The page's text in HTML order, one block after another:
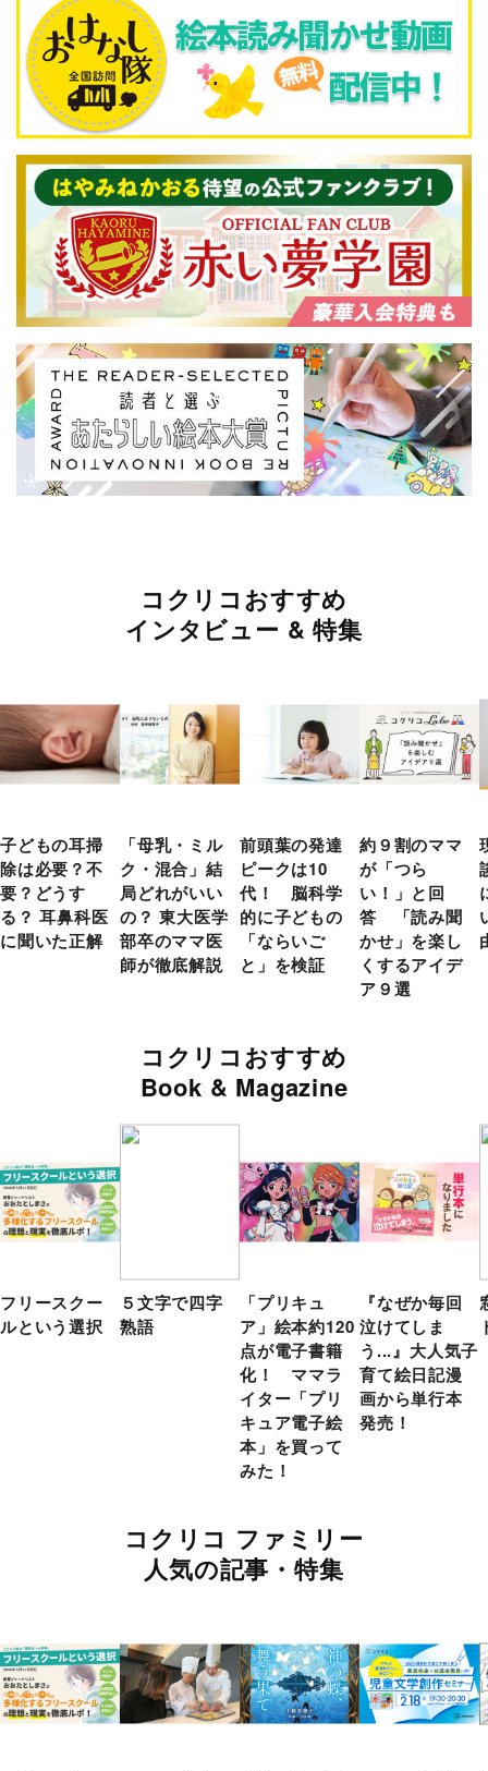
コクリコおすすめ
インタビュー & 特集
子どもの耳掃
除は必要？不
要？どうす
る？ 耳鼻科医
に聞いた正解
「母乳・ミル
ク・混合」結
局どれがいい
の？ 東大医学
部卒のママ医
師が徹底解説
前頭葉の発達
ピークは10
代！ 脳科学
的に子どもの
「ならいご
と」を検証
約９割のママ
が「つら
い！」と回
答 「読み聞
かせ」を楽し
くするアイデ
ア９選
コクリコおすすめ
Book & Magazine
フリースクー
ルという選択
５文字で四字
熟語
「プリキュ
ア」絵本約120
点が電子書籍
化！ ママラ
イター「プリ
キュア電子絵
本」を買って
みた！
『なぜか毎回
泣けてしま
う...』大人気子
育て絵日記漫
画から単行本
発売！
コクリコ ファミリー
人気の記事・特集